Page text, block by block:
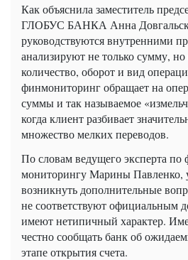
Как объяснила заместитель
ГЛОБУС БАНКА Анна
руководствуются внутренними
анализируют не только сумму, но
количество, оборот и вид
финмониторинг обращает на
суммы и так называемое
когда клиент разбивает
множество мелких переводов.
По словам ведущего эксперта по
мониторингу Марины Павленко,
возникнуть дополнительные
не соответствуют официальным
имеют нетипичный характер.
честно сообщать банк об
этапе открытия счета.